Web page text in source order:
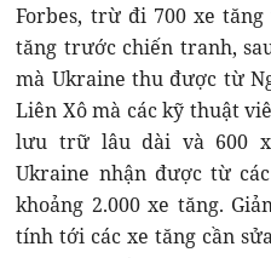
Forbes, trừ đi 700 xe
tăng trước chiến tranh,
mà Ukraine thu được từ
Liên Xô mà các kỹ thuật
lưu trữ lâu dài và 600
Ukraine nhận được từ
khoảng 2.000 xe tăng.
tính tới các xe tăng cần